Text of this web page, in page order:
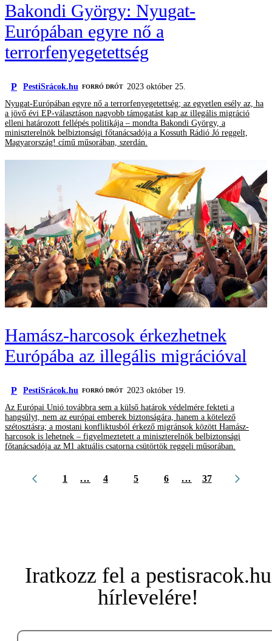
Bakondi György: Nyugat-
Európában egyre nő a
terrorfenyegetettség
P PestiSrácok.hu FORRÓ DRÓT 2023 október 25.
Nyugat-Európában egyre nő a terrorfenyegetettség; az egyetlen esély az, ha
a jövő évi EP-választáson nagyobb támogatást kap az illegális migráció
elleni határozott fellépés politikája – mondta Bakondi György, a
miniszterelnök belbiztonsági főtanácsadója a Kossuth Rádió Jó reggelt,
Magyarország! című műsorában, szerdán.
Hamász-harcosok érkezhetnek
Európába az illegális migrációval
P PestiSrácok.hu FORRÓ DRÓT 2023 október 19.
Az Európai Unió továbbra sem a külső határok védelmére fekteti a
hangsúlyt, nem az európai emberek biztonságára, hanem a kötelező
szétosztásra; a mostani konfliktusból érkező migránsok között Hamász-
harcosok is lehetnek – figyelmeztetett a miniszterelnök belbiztonsági
főtanácsadója az M1 aktuális csatorna csütörtök reggeli műsorában.
1 ... 4 5 6 ... 37
Iratkozz fel a pestisracok.hu
hírlevelére!